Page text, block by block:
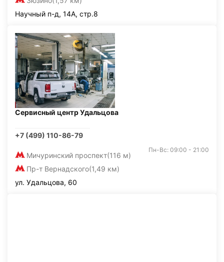
Научный п-д, 14А, стр.8
Сервисный центр Удальцова
+7 (499) 110-86-79
Мичуринский проспект(116 м)
Пр-т Вернадского(1,49 км)
Пн-Вс: 09:00 - 21:00
ул. Удальцова, 60